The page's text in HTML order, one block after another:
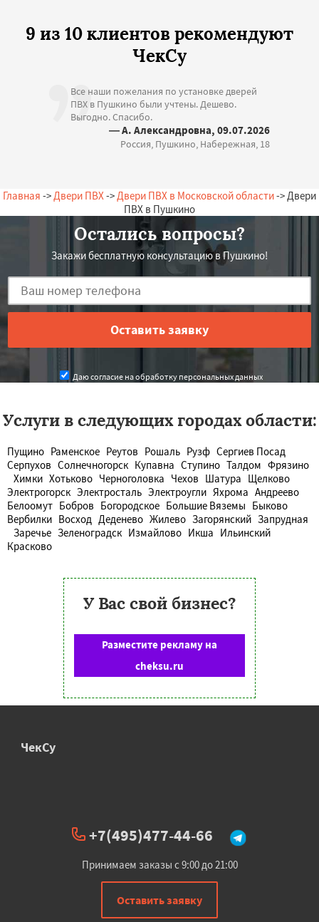
9 из 10 клиентов рекомендуют
ЧекСу
Все наши пожелания по установке дверей
ПВХ в Пушкино были учтены. Дешево.
Выгодно. Спасибо.
— А. Александровна, 09.07.2026
Россия, Пушкино, Набережная, 18
Главная -> Двери ПВХ -> Двери ПВХ в Московской области-> Двери
ПВХ в Пушкино
Остались вопросы?
Закажи бесплатную консультацию в Пушкино!
Даю согласие на обработку персональных данных
Услуги в следующих городах области:
Пущино Раменское Реутов Рошаль Рузф Сергиев Посад
Серпухов Солнечногорск Купавна Ступино Талдом Фрязино
Химки Хотьково Черноголовка Чехов Шатура Щелково
Электрогорск Электросталь Электроугли Яхрома Андреево
Белоомут Бобров Богородское Большие Вяземы Быково
Вербилки Восход Деденево Жилево Загорянский Запрудная
Заречье Зеленоградск Измайлово Икша Ильинский
Красково
У Вас свой бизнес?
Разместите рекламу на
cheksu.ru
ЧекСу
+7(495)477-44-66
Принимаем заказы с 9:00 до 21:00
Оставить заявку